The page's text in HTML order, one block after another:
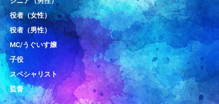
役者（女性）
役者（男性）
MC/うぐいす嬢
子役
スペシャリスト
監督